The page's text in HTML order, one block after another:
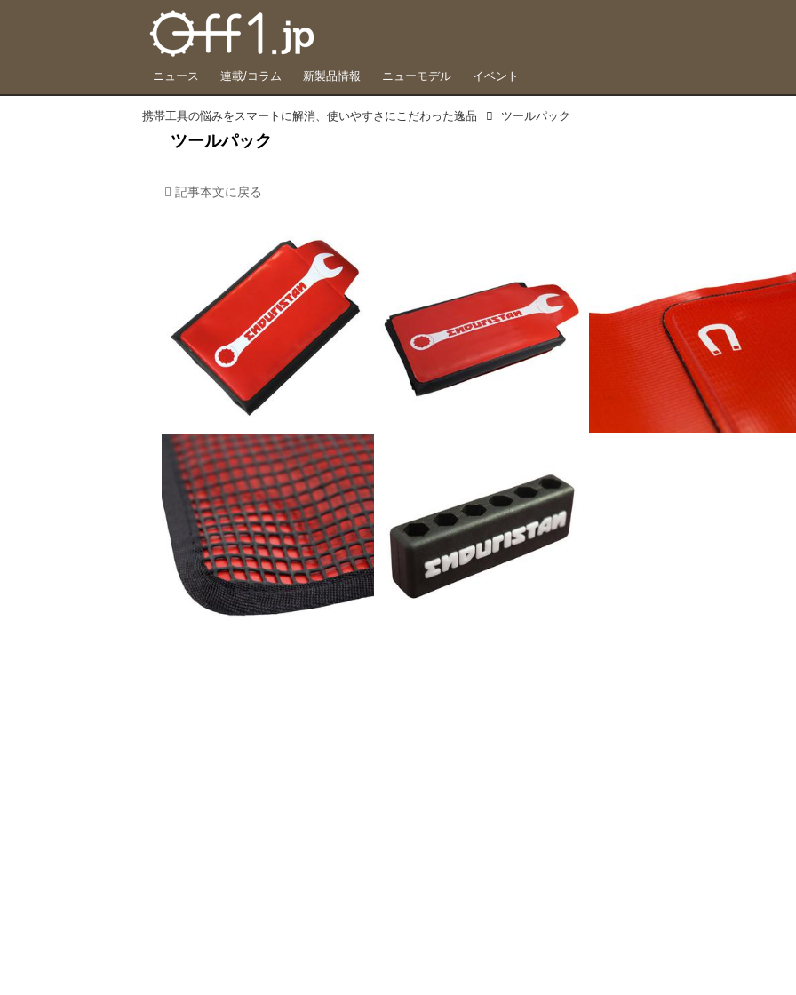
ニュース 連載/コラム 新製品情報 ニューモデル イベント
携帯工具の悩みをスマートに解消、使いやすさにこだわった逸品 ツールパック
ツールパック
記事本文に戻る